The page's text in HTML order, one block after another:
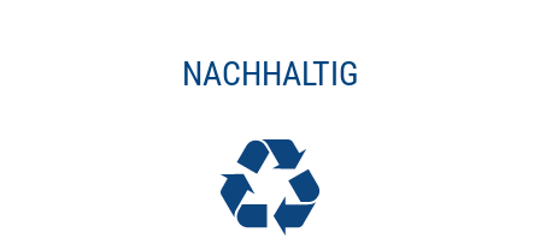
NACHHALTIG